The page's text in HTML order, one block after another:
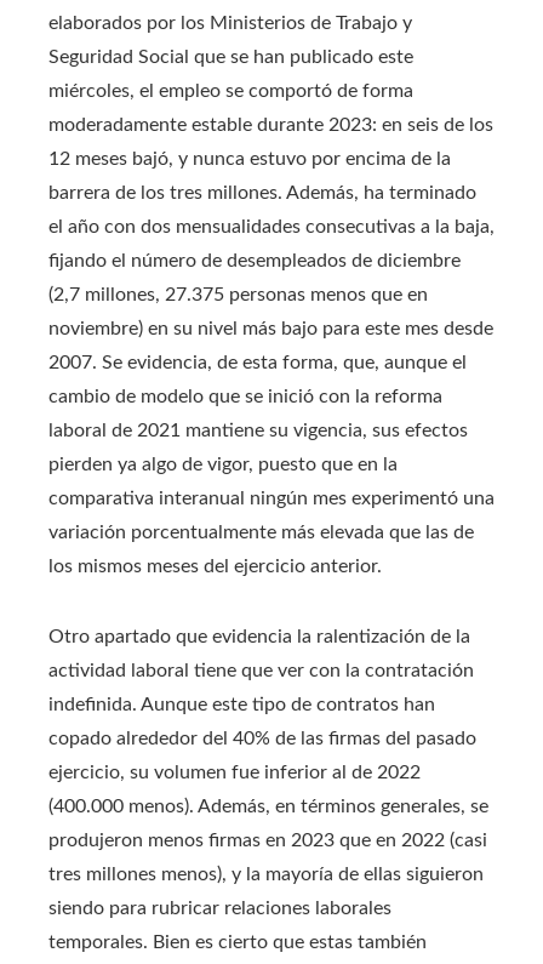
elaborados por los Ministerios de Trabajo y
Seguridad Social que se han publicado este
miércoles, el empleo se comportó de forma
moderadamente estable durante 2023: en seis de los
12 meses bajó, y nunca estuvo por encima de la
barrera de los tres millones. Además, ha terminado
el año con dos mensualidades consecutivas a la baja,
fijando el número de desempleados de diciembre
(2,7 millones, 27.375 personas menos que en
noviembre) en su nivel más bajo para este mes desde
2007. Se evidencia, de esta forma, que, aunque el
cambio de modelo que se inició con la reforma
laboral de 2021 mantiene su vigencia, sus efectos
pierden ya algo de vigor, puesto que en la
comparativa interanual ningún mes experimentó una
variación porcentualmente más elevada que las de
los mismos meses del ejercicio anterior.
Otro apartado que evidencia la ralentización de la
actividad laboral tiene que ver con la contratación
indefinida. Aunque este tipo de contratos han
copado alrededor del 40% de las firmas del pasado
ejercicio, su volumen fue inferior al de 2022
(400.000 menos). Además, en términos generales, se
produjeron menos firmas en 2023 que en 2022 (casi
tres millones menos), y la mayoría de ellas siguieron
siendo para rubricar relaciones laborales
temporales. Bien es cierto que estas también